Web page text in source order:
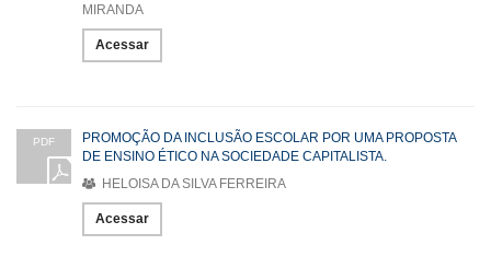
MIRANDA
Acessar
PDF
PROMOÇÃO DA INCLUSÃO ESCOLAR POR UMA PROPOSTA
DE ENSINO ÉTICO NA SOCIEDADE CAPITALISTA.
HELOISA DA SILVA FERREIRA
Acessar